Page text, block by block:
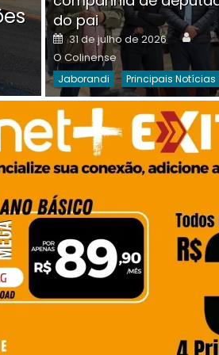
on
30 de julho de 2026 O
Destaques Da Semana
do pai
Posted
on
31 de julho de 2026
O Colinense
Jaborandi Principais Notícias